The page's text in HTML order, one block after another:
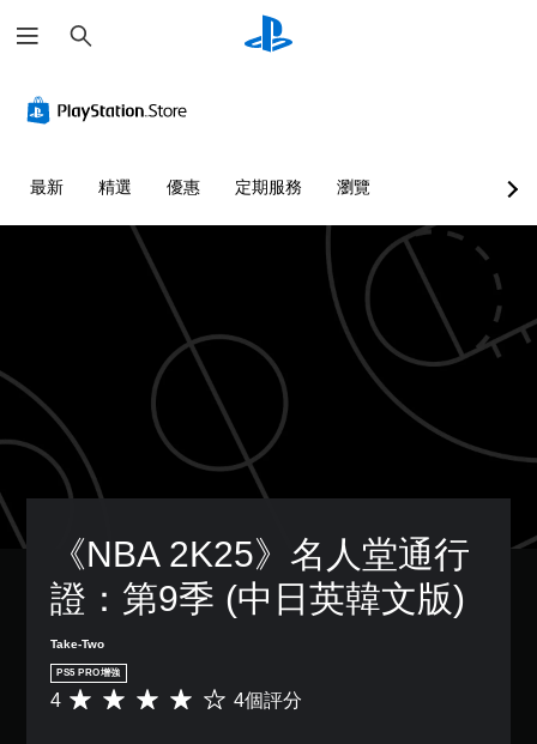
尋
最新 精選 優惠 定期服務 瀏覽
《NBA 2K25》名人堂通行
證：第9季 (中日英韓文版)
Take-Two
PS5 PRO增強
平
4 4個評分